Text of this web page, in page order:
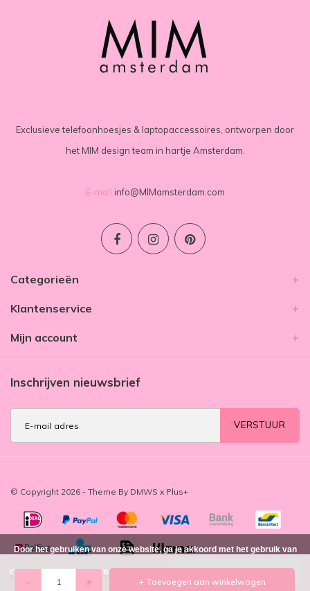
- + + Toevoegen aan winkelwagen
Exclusieve telefoonhoesjes & laptopaccessoires, ontworpen door
het MIM design team in hartje Amsterdam.
E-mail info@MIMamsterdam.com
Categorieën
Klantenservice
Mijn account
Inschrijven nieuwsbrief
VERSTUUR
© Copyright 2026 - Theme By DMWS x Plus+
MIM Amsterdam beoordelingen op
Door het gebruiken van onze website, ga je akkoord met het gebruik van
cookies om onze website te verbeteren.